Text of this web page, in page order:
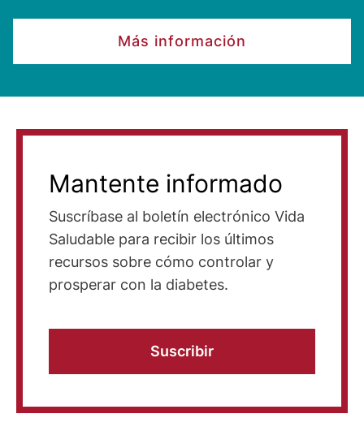
Más información
Mantente informado
Suscríbase al boletín electrónico Vida
Saludable para recibir los últimos
recursos sobre cómo controlar y
prosperar con la diabetes.
Suscribir